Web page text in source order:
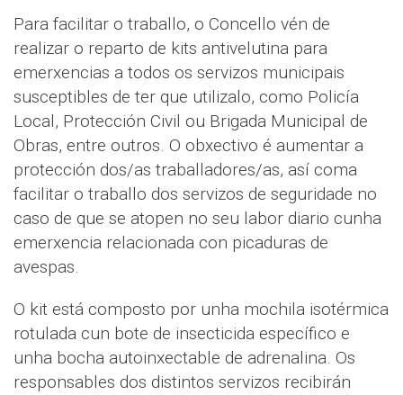
Para facilitar o traballo, o Concello vén de
realizar o reparto de kits antivelutina para
emerxencias a todos os servizos municipais
susceptibles de ter que utilizalo, como Policía
Local, Protección Civil ou Brigada Municipal de
Obras, entre outros. O obxectivo é aumentar a
protección dos/as traballadores/as, así coma
facilitar o traballo dos servizos de seguridade no
caso de que se atopen no seu labor diario cunha
emerxencia relacionada con picaduras de
avespas.
O kit está composto por unha mochila isotérmica
rotulada cun bote de insecticida específico e
unha bocha autoinxectable de adrenalina. Os
responsables dos distintos servizos recibirán